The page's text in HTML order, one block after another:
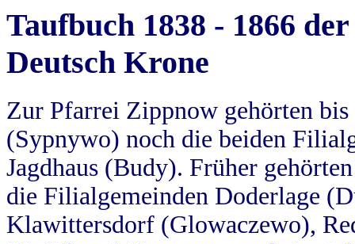
Taufbuch 1838 - 1866
Deutsch Krone
Zur Pfarrei Zippnow gehörten
(Sypnywo) noch die beiden
Jagdhaus (Budy). Früher
die Filialgemeinden Doderlage
Klawittersdorf (Glowaczewo),